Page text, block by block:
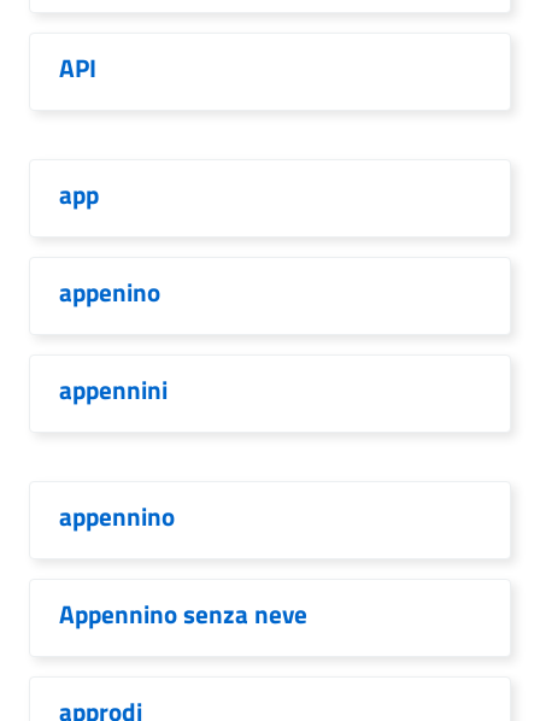
API
app
appenino
appennini
appennino
Appennino senza neve
approdi